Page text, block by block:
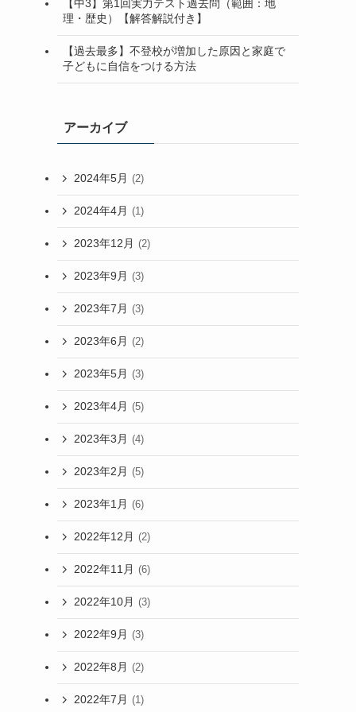
【中3】第1回実力テスト過去問（範囲：地
理・歴史）【解答解説付き】
【過去最多】不登校が増加した原因と家庭で
子どもに自信をつける方法
アーカイブ
2024年5月 (2)
2024年4月 (1)
2023年12月 (2)
2023年9月 (3)
2023年7月 (3)
2023年6月 (2)
2023年5月 (3)
2023年4月 (5)
2023年3月 (4)
2023年2月 (5)
2023年1月 (6)
2022年12月 (2)
2022年11月 (6)
2022年10月 (3)
2022年9月 (3)
2022年8月 (2)
2022年7月 (1)